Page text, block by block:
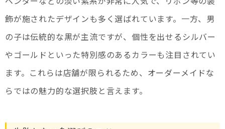
飾が施されたデザインも多く選ばれています。一方、男
の子は伝統的な黒が主流ですが、個性を出せるシルバー
やゴールドといった特別感のあるカラーも注目されてい
ます。これらは店舗が限られるため、オーダーメイドな
らではの魅力的な選択肢と言えます。